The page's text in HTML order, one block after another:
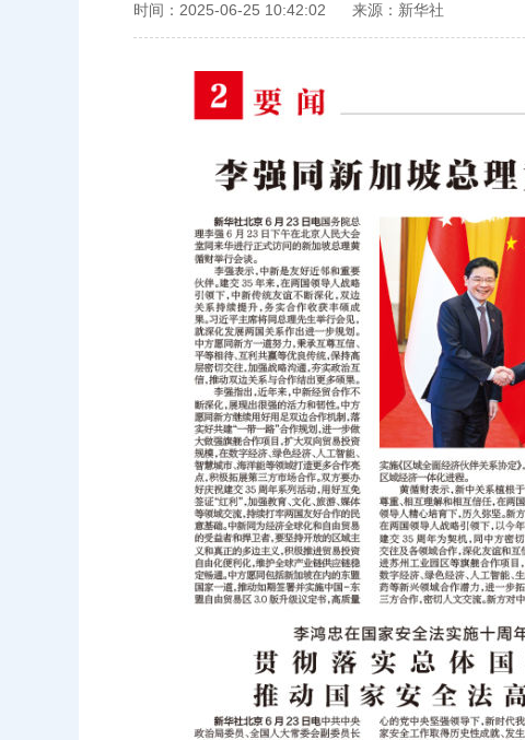
时间：2025-06-25 10:42:02 来源：新华社